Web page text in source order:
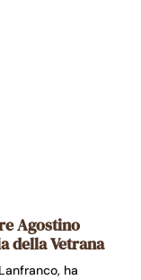
Agostino
della Vetrana
ha